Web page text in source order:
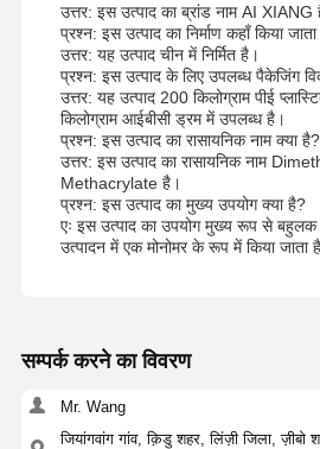
उत्तर: इस उत्पाद का ब्रांड नाम AI XIANG
प्रश्न: इस उत्पाद का निर्माण कहाँ किया
उत्तर: यह उत्पाद चीन में निर्मित है।
प्रश्न: इस उत्पाद के लिए उपलब्ध पैकेजिंग
उत्तर: यह उत्पाद 200 किलोग्राम पीई
किलोग्राम आईबीसी ड्रम में उपलब्ध है।
प्रश्न: इस उत्पाद का रासायनिक नाम क्या है?
उत्तर: इस उत्पाद का रासायनिक नाम
Methacrylate है।
प्रश्न: इस उत्पाद का मुख्य उपयोग क्या है?
एः इस उत्पाद का उपयोग मुख्य रूप से
उत्पादन में एक मोनोमर के रूप में किया जाता
सम्पर्क करने का विवरण
Mr. Wang
जियांगवांग गांव, क़िडु शहर, लिंज़ी जिला, ज़ीबो